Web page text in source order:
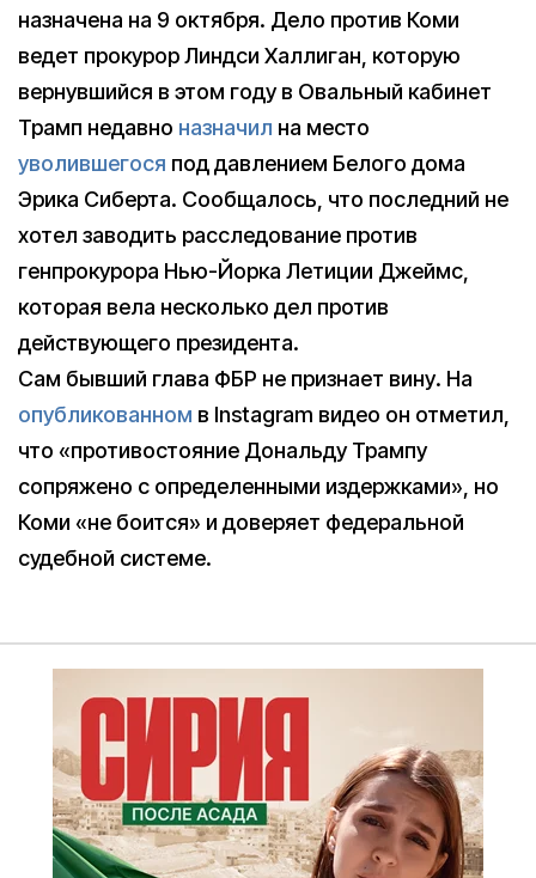
назначена на 9 октября. Дело против Коми
ведет прокурор Линдси Халлиган, которую
вернувшийся в этом году в Овальный кабинет
Трамп недавно назначил на место
уволившегося под давлением Белого дома
Эрика Сиберта. Сообщалось, что последний не
хотел заводить расследование против
генпрокурора Нью-Йорка Летиции Джеймс,
которая вела несколько дел против
действующего президента.
Сам бывший глава ФБР не признает вину. На
опубликованном в Instagram видео он отметил,
что «противостояние Дональду Трампу
сопряжено с определенными издержками», но
Коми «не боится» и доверяет федеральной
судебной системе.